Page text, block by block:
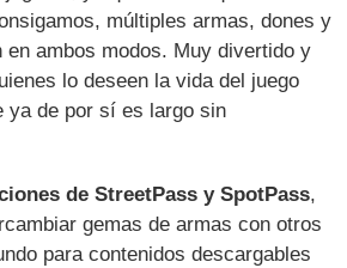
múltiples armas, dones y
ambos modos. Muy divertido y
lo deseen la vida del juego
ya de por sí es largo sin
de StreetPass y SpotPass,
gemas de armas con otros
para contenidos descargables